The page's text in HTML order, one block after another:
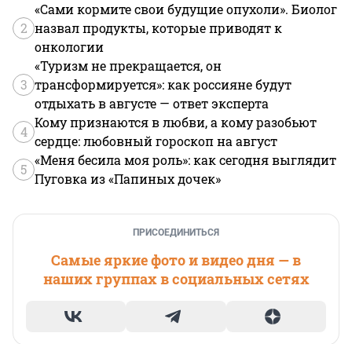
2
«Сами кормите свои будущие опухоли». Биолог
назвал продукты, которые приводят к
онкологии
3
«Туризм не прекращается, он
трансформируется»: как россияне будут
отдыхать в августе — ответ эксперта
4
Кому признаются в любви, а кому разобьют
сердце: любовный гороскоп на август
5
«Меня бесила моя роль»: как сегодня выглядит
Пуговка из «Папиных дочек»
ПРИСОЕДИНИТЬСЯ
Самые яркие фото и видео дня — в
наших группах в социальных сетях